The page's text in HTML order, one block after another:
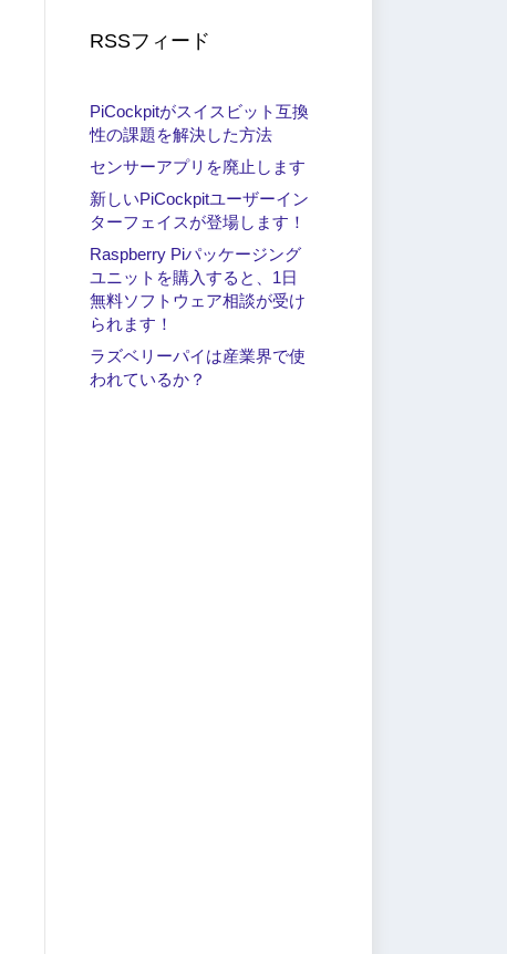
RSSフィード
PiCockpitがスイスビット互換
性の課題を解決した方法
センサーアプリを廃止します
新しいPiCockpitユーザーイン
ターフェイスが登場します！
Raspberry Piパッケージング
ユニットを購入すると、1日
無料ソフトウェア相談が受け
られます！
ラズベリーパイは産業界で使
われているか？